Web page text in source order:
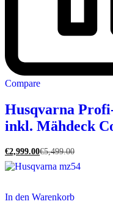
Compare
Husqvarna
inkl. Mähdeck
€2,999.00€5,499.00
In den Warenkorb